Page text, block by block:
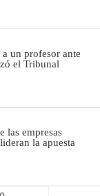
un profesor ante
el Tribunal
las empresas
la apuesta